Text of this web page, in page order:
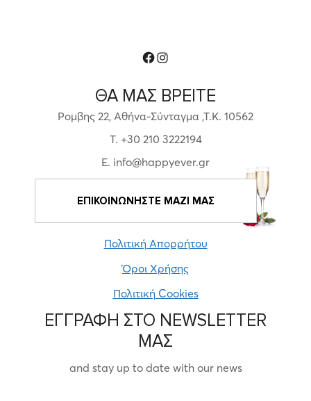
ΘΑ ΜΑΣ ΒΡΕΙΤΕ
Ρομβης 22, Αθήνα-Σύνταγμα ,Τ.Κ. 10562
T. +30 210 3222194
E. info@happyever.gr
ΕΠΙΚΟΙΝΩΝΗΣΤΕ ΜΑΖΙ ΜΑΣ
Πολιτική Απορρήτου
Όροι Χρήσης
Πολιτική Cookies
Facebook
Instagram
ΕΓΓΡΑΦΗ ΣΤΟ NEWSLETTER
ΜΑΣ
and stay up to date with our news